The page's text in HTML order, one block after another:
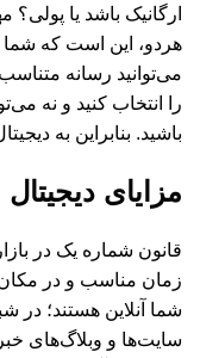
ارگانیک باشد یا پولی؟
هردو، این است که شما
می‌توانید رسانه
را انتخاب کنید و نه
باشید. بنابراین به
مزایای
قانون شماره یک در
زمان مناسب و در مکان
شما آنلاین هستند؛ در
سایت‌ها و وبلاگ‌های